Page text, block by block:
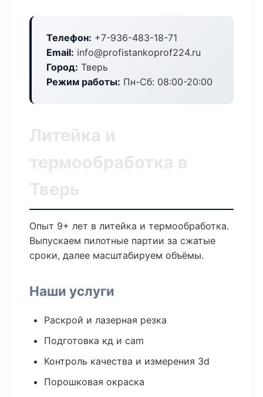
Телефон: +7-936-483-18-71
Email: info@profistankoprof224.ru
Город: Тверь
Режим работы: Пн-Сб: 08:00-20:00
Литейка и
термообработка в
Тверь
Опыт 9+ лет в литейка и термообработка.
Выпускаем пилотные партии за сжатые
сроки, далее масштабируем объёмы.
Наши услуги
Раскрой и лазерная резка
Подготовка кд и cam
Контроль качества и измерения 3d
Порошковая окраска